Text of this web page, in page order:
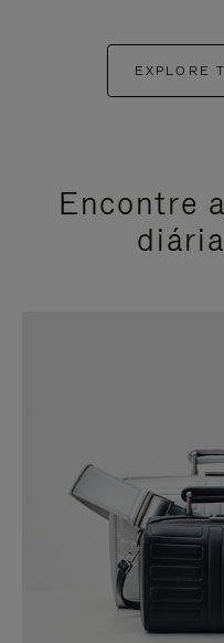
EXPLORE
Encontre